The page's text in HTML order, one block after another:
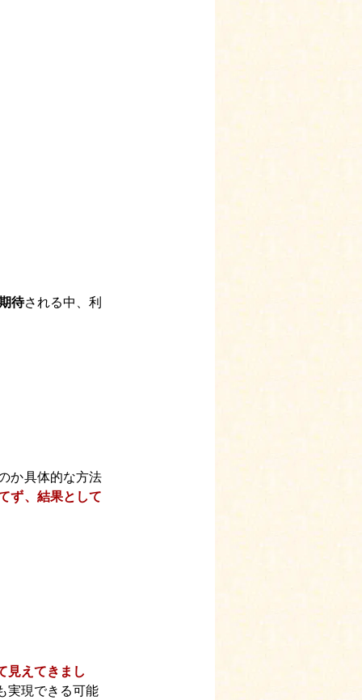
待される中、利
か具体的な方法
ず、結果として
見えてきまし
実現できる可能